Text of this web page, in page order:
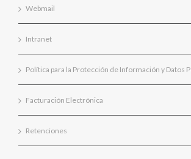
Webmail
Intranet
Política para la Protección de Información y Datos
Facturación Electrónica
Retenciones